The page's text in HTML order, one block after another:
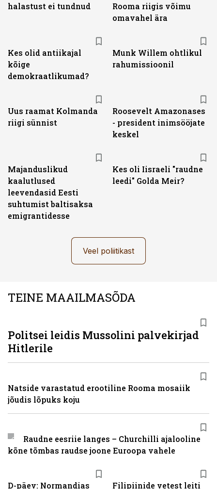
halastust ei tundnud
Rooma riigis võimu
omavahel ära
Kes olid antiikajal
kõige
demokraatlikumad?
Munk Willem ohtlikul
rahumissioonil
Uus raamat Kolmanda
riigi sünnist
Roosevelt Amazonases
- president inimsööjate
keskel
Majanduslikud
kaalutlused
leevendasid Eesti
suhtumist baltisaksa
emigrantidesse
Kes oli Iisraeli "raudne
leedi" Golda Meir?
Veel poliitikast
TEINE MAAILMASÕDA
D-päev: Normandias Filipiinide vetest leiti
Politsei leidis Mussolini palvekirjad
Hitlerile
Natside varastatud erootiline Rooma mosaiik
jõudis lõpuks koju
Raudne eesriie langes – Churchilli ajalooline
kõne tõmbas raudse joone Euroopa vahele